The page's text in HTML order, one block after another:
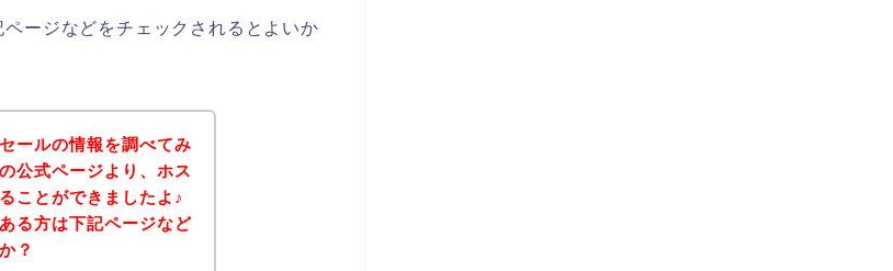
ージなどをチェックされるとよいか
ールの情報を調べてみ
公式ページより、ホス
ことができましたよ♪
る方は下記ページなど
？